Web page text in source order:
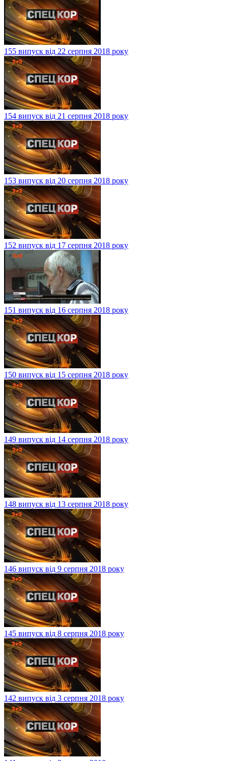
155 випуск від 22 серпня 2018 року
154 випуск від 21 серпня 2018 року
153 випуск від 20 серпня 2018 року
152 випуск від 17 серпня 2018 року
151 випуск від 16 серпня 2018 року
150 випуск від 15 серпня 2018 року
149 випуск від 14 серпня 2018 року
148 випуск від 13 серпня 2018 року
146 випуск від 9 серпня 2018 року
145 випуск від 8 серпня 2018 року
142 випуск від 3 серпня 2018 року